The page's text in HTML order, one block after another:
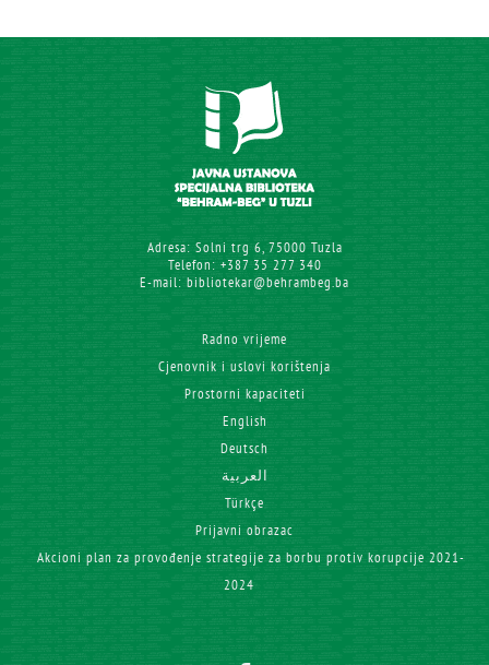
Adresa: Solni trg 6, 75000 Tuzla
Telefon: +387 35 277 340
E-mail: bibliotekar@behrambeg.ba
Radno vrijeme
Cjenovnik i uslovi korištenja
Prostorni kapaciteti
English
Deutsch
العربية
Türkçe
Prijavni obrazac
Akcioni plan za provođenje strategije za borbu protiv korupcije 2021-
2024